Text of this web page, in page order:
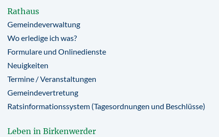
Rathaus
Gemeindeverwaltung
Wo erledige ich was?
Formulare und Onlinedienste
Neuigkeiten
Termine / Veranstaltungen
Gemeindevertretung
Ratsinformationssystem (Tagesordnungen und Beschlüsse)
Leben in Birkenwerder